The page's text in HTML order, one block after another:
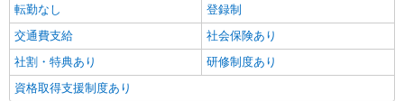
転勤なし
登録制
交通費支給
社会保険あり
社割・特典あり
研修制度あり
資格取得支援制度あり